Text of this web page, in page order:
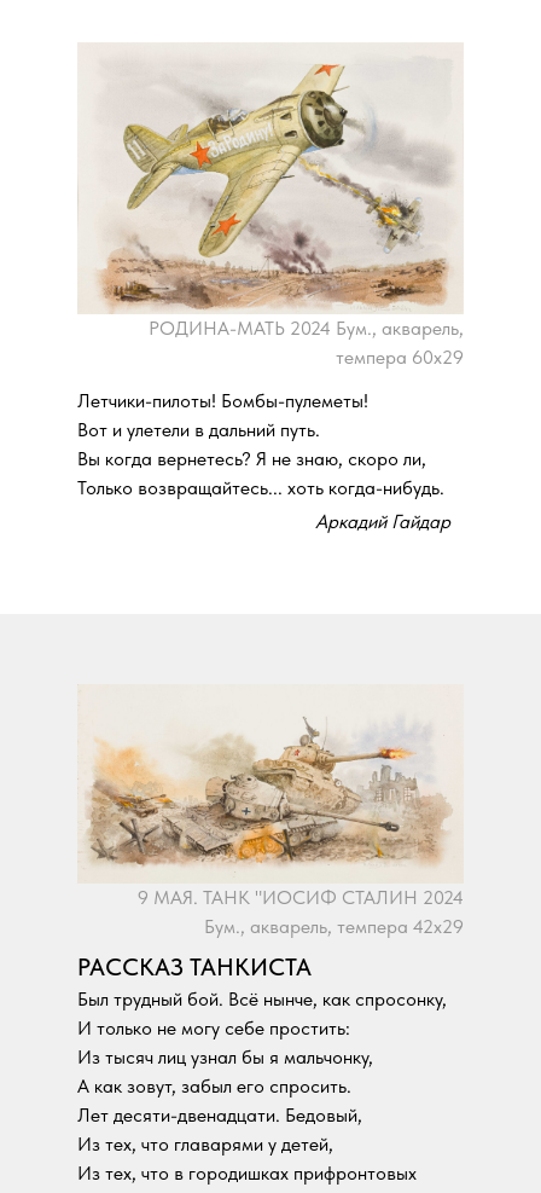
Летчики-пилоты! Бомбы-пулеметы!
Вот и улетели в дальний путь.
Вы когда вернетесь? Я не знаю, скоро ли,
Только возвращайтесь... хоть когда-нибудь.
Аркадий Гайдар
РОДИНА-МАТЬ 2024 Бум., акварель,
темпера 60х29
Был трудный бой. Всё нынче, как спросонку,
И только не могу себе простить:
Из тысяч лиц узнал бы я мальчонку,
А как зовут, забыл его спросить.
Лет десяти-двенадцати. Бедовый,
Из тех, что главарями у детей,
Из тех, что в городишках прифронтовых
РАССКАЗ ТАНКИСТА
9 МАЯ. ТАНК "ИОСИФ СТАЛИН 2024
Бум., акварель, темпера 42х29